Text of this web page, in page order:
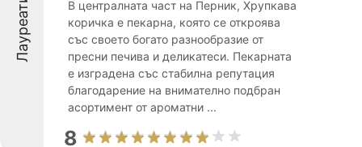
Лауреати
В централната част на Перник, Хрупкава
коричка е пекарна, която се откроява
със своето богато разнообразие от
пресни печива и деликатеси. Пекарната
е изградена със стабилна репутация
благодарение на внимателно подбран
асортимент от ароматни ...
8